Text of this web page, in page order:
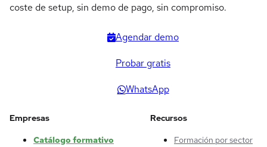
coste de setup, sin demo de pago, sin compromiso.
Agendar demo
Probar gratis
WhatsApp
Empresas
Catálogo formativo
Recursos
Formación por sector